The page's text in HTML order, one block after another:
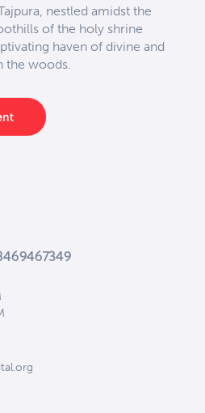
nestled amidst the
of the holy shrine
haven of divine and
the woods.